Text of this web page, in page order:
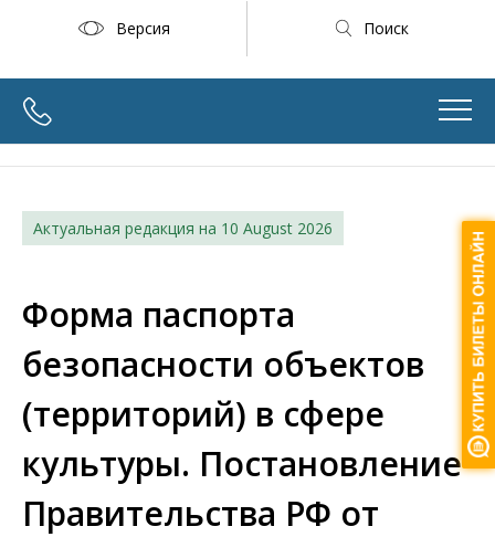
Версия Поиск
Актуальная редакция на 10 August 2026
Форма паспорта
безопасности объектов
(территорий) в сфере
культуры. Постановление
Правительства РФ от